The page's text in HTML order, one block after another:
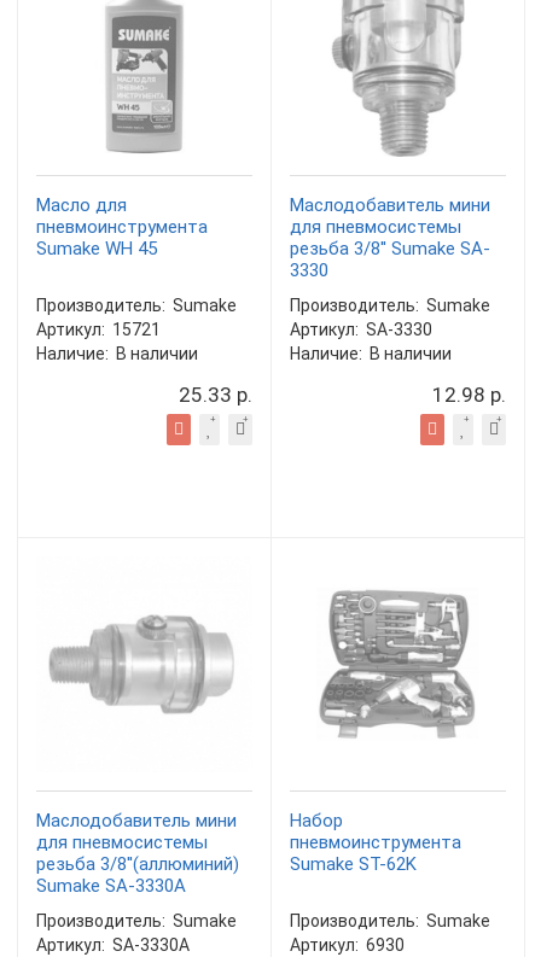
Масло для
пневмоинструмента
Sumake WH 45
Производитель: Sumake
Артикул: 15721
Наличие: В наличии
25.33 р.
Маслодобавитель мини
для пневмосистемы
резьба 3/8'' Sumake SA-
3330
Производитель: Sumake
Артикул: SA-3330
Наличие: В наличии
12.98 р.
Маслодобавитель мини
для пневмосистемы
резьба 3/8''(аллюминий)
Sumake SA-3330A
Производитель: Sumake
Артикул: SA-3330A
Набор
пневмоинструмента
Sumake ST-62K
Производитель: Sumake
Артикул: 6930